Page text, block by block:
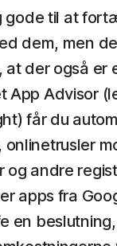
gode til at
dem, men de
der også er
App Advisor
får du
og andre
apps fra
en